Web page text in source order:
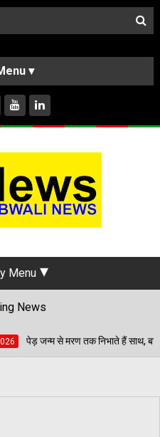
US
Menu
News
हैं साथ, बच्चों की प्रतिभा चमकाकर वरिष्ठ